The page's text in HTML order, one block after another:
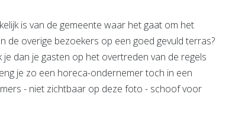
is van de gemeente waar het gaat om het
de overige bezoekers op een goed gevuld terras?
dan je gasten op het overtreden van de regels
je zo een horeca-ondernemer toch in een
- niet zichtbaar op deze foto - schoof voor